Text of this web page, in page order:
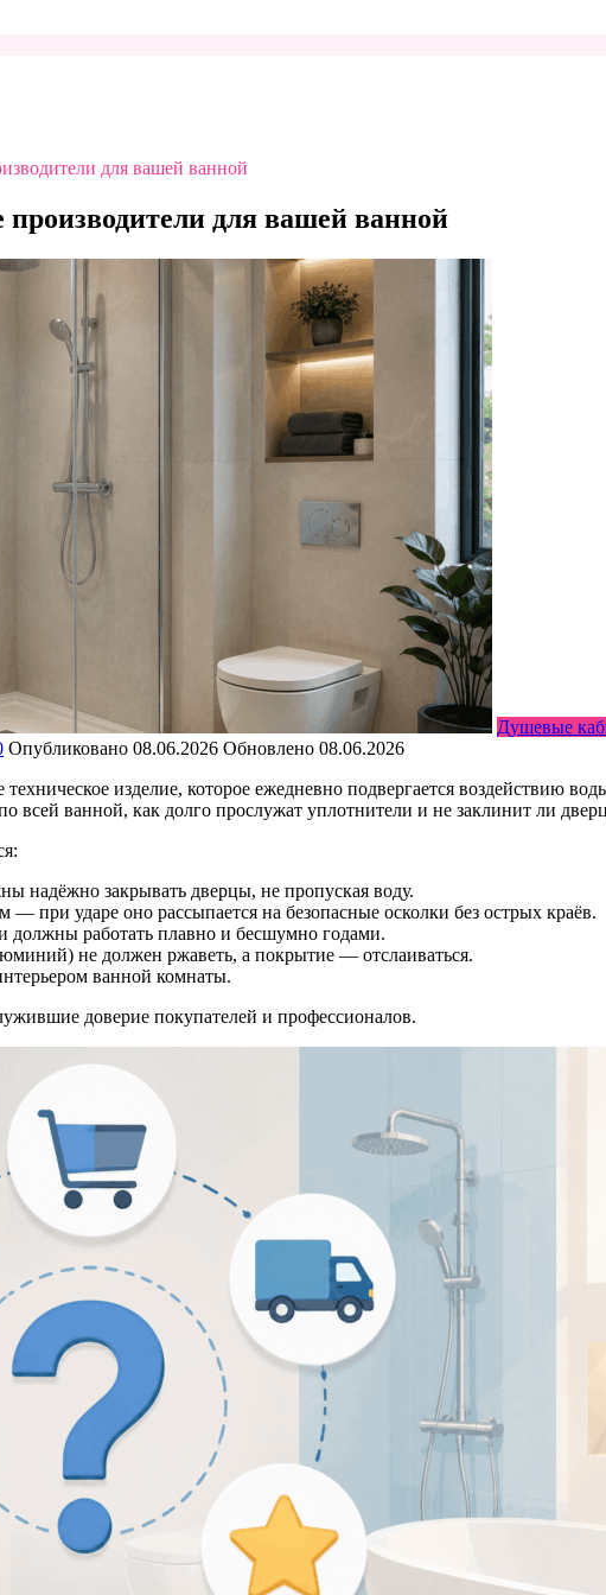
для вашей ванной
для вашей ванной
Душевые
Опубликовано 08.06.2026 Обновлено 08.06.2026
изделие, которое ежедневно подвергается воздействию
всей ванной, как долго прослужат уплотнители и не заклинит ли
надёжно закрывать дверцы, не пропуская воду.
при ударе оно рассыпается на безопасные осколки без острых краёв.
должны работать плавно и бесшумно годами.
не должен ржаветь, а покрытие — отслаиваться.
ванной комнаты.
доверие покупателей и профессионалов.